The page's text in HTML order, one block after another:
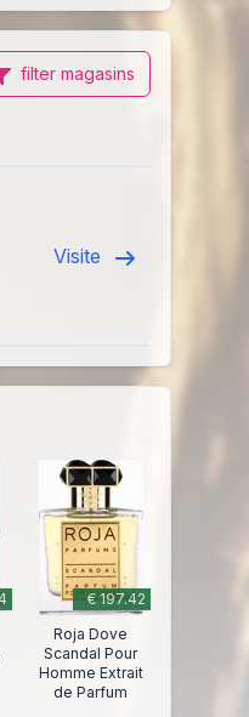
filter magasins
Visite
€ 197.42
Roja Dove
Scandal Pour
Homme Extrait
de Parfum